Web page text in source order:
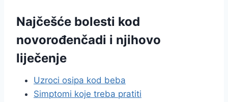
Najčešće bolesti kod
novorođenčadi i njihovo
liječenje
Uzroci osipa kod beba
Simptomi koje treba pratiti